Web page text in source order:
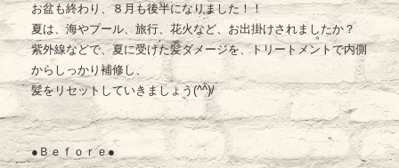
お盆も終わり、８月も後半になりました！！
夏は、海やプール、旅行、花火など、お出掛けされましたか？
紫外線などで、夏に受けた髪ダメージを、トリートメントで内側
からしっかり補修し、
髪をリセットしていきましょう(^^)/
●Ｂｅｆｏｒｅ●